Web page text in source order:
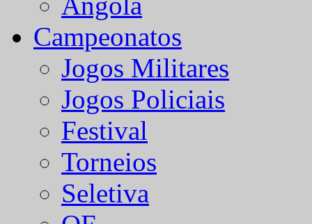
Campeonatos
Jogos Militares
Jogos Policiais
Festival
Torneios
Seletiva